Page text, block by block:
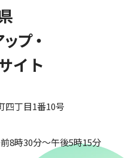
プ・
イト
丁目1番10号
8時30分～午後5時15分